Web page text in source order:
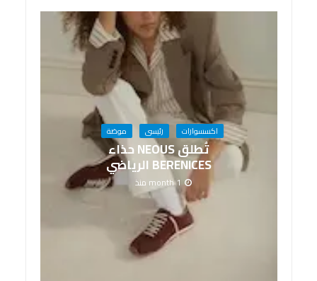
اكسسوارات رئيسى موضة
تُطلق NEOUS حذاء
BERENICES الرياضي
1 month منذ